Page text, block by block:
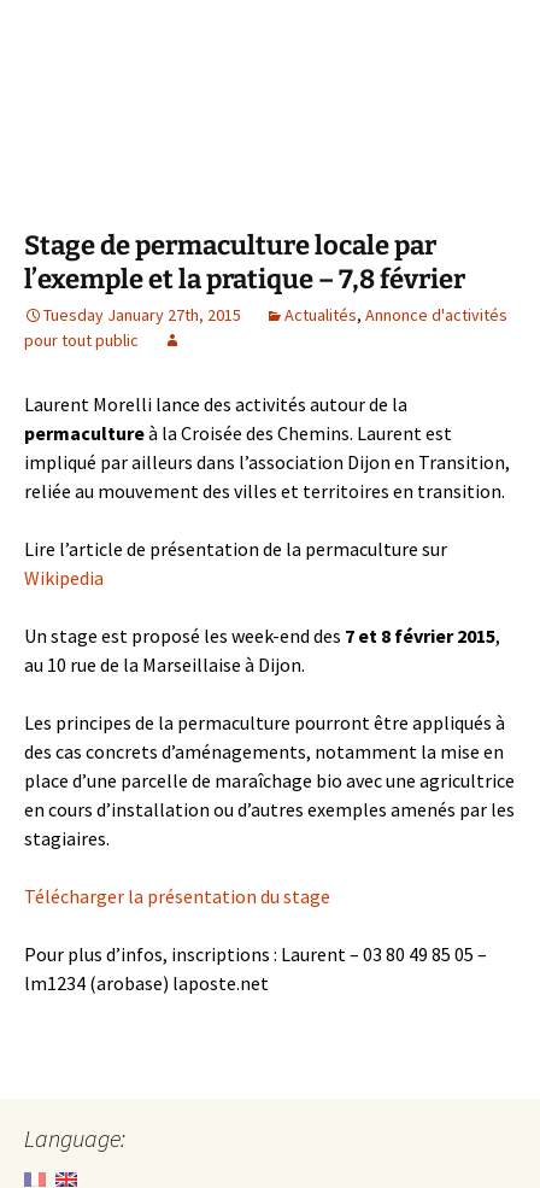
Stage de permaculture locale par
l’exemple et la pratique – 7,8 février
Tuesday January 27th, 2015 Actualités, Annonce d'activités
pour tout public
Laurent Morelli lance des activités autour de la
permacultureà la Croisée des Chemins. Laurent est
impliqué par ailleurs dans l’association Dijon en Transition,
reliée au mouvement des villes et territoires en transition.
Lire l’article de présentation de la permaculture sur
Wikipedia
Un stage est proposé les week-end des 7 et 8 février 2015,
au 10 rue de la Marseillaise à Dijon.
Les principes de la permaculture pourront être appliqués à
des cas concrets d’aménagements, notamment la mise en
place d’une parcelle de maraîchage bio avec une agricultrice
en cours d’installation ou d’autres exemples amenés par les
stagiaires.
Télécharger la présentation du stage
Pour plus d’infos, inscriptions : Laurent – 03 80 49 85 05 –
lm1234 (arobase) laposte.net
Language: